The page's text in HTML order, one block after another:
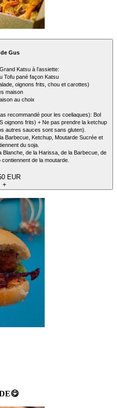
Gus
Katsu à l’assiette:
Tofu pané façon Katsu
oignons frits, chou et carottes)
maison
au choix
recommandé pour les coeliaques): Bol
oignons frits) + Ne pas prendre la ketchup
autres sauces sont sans gluten).
Barbecue, Ketchup, Moutarde Sucrée et
du soja.
de la Harissa, de la Barbecue, de
de la moutarde.
EUR
+